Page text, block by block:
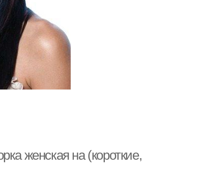
женская на (короткие,